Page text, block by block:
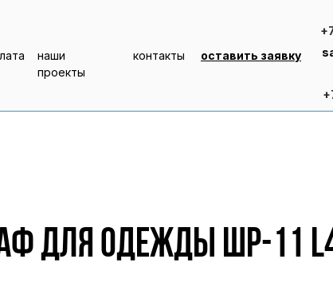
контакты оставить заявку
наши
проекты
для одежды ШР-11